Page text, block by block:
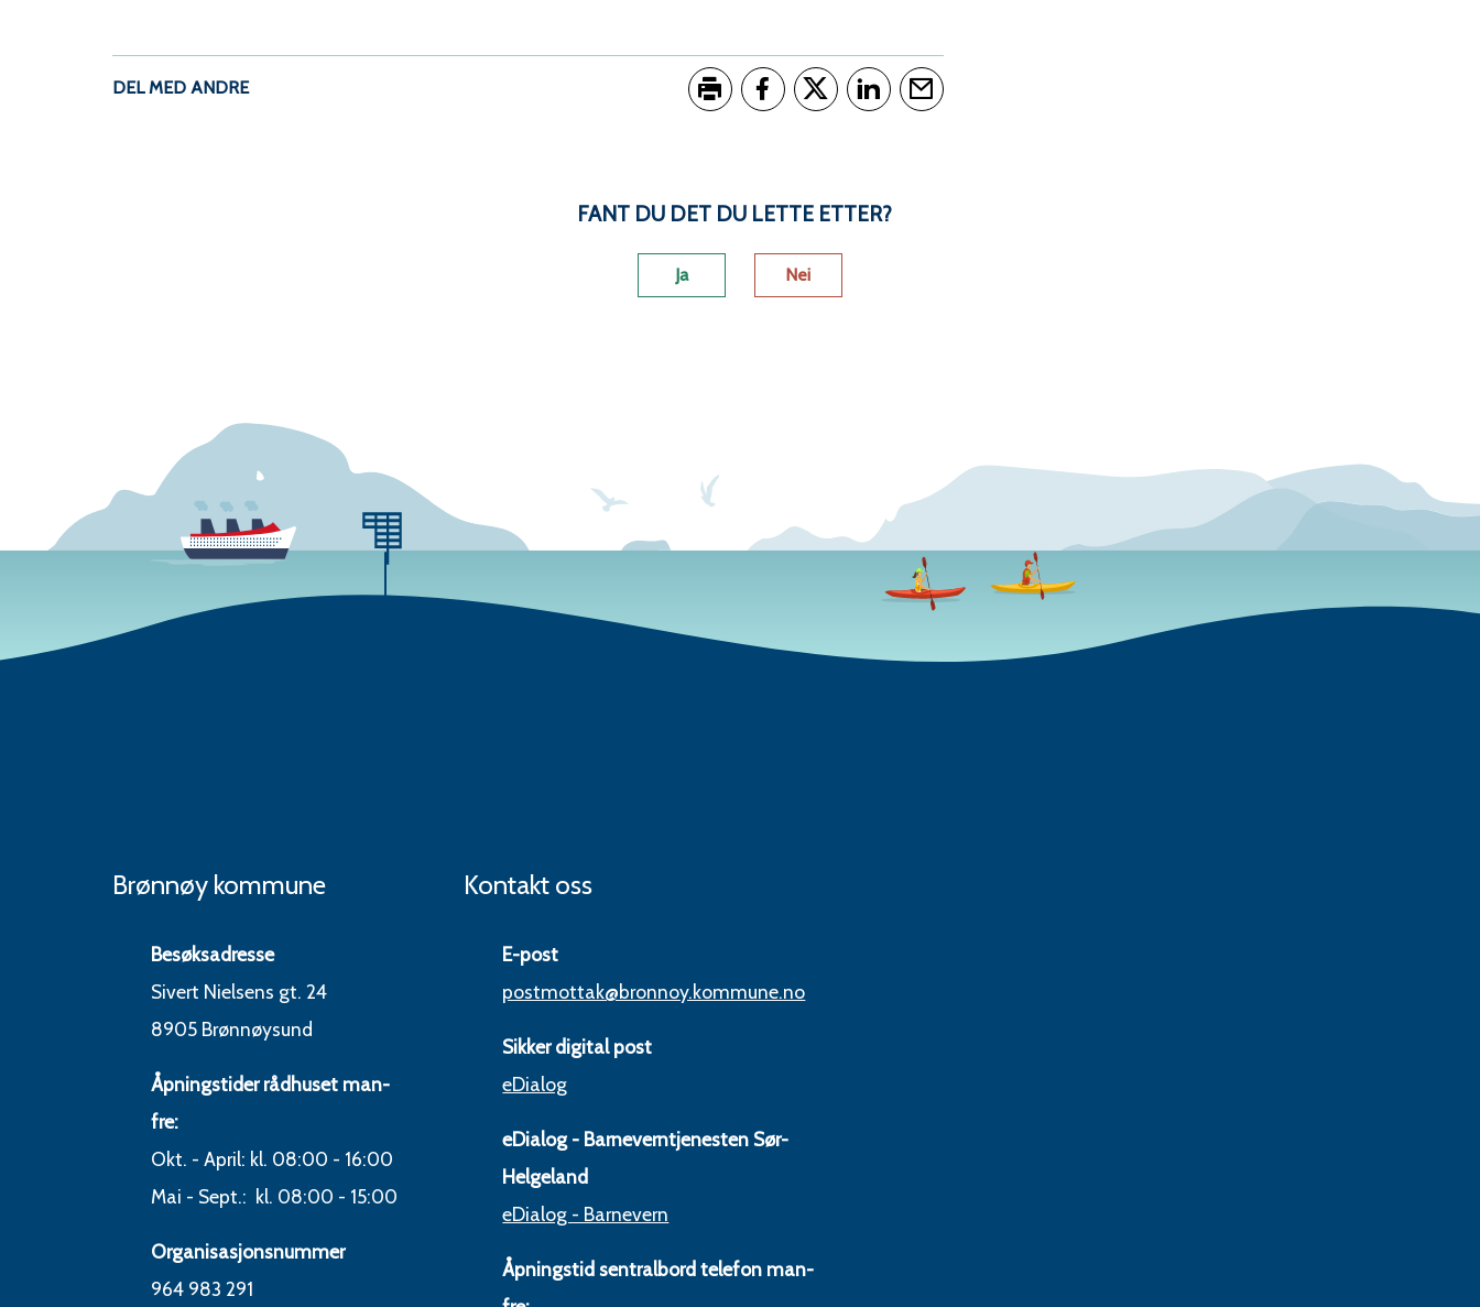
DEL MED ANDRE
FANT DU DET DU LETTE ETTER?
Ja Nei
Brønnøy kommune
Besøksadresse
Sivert Nielsens gt. 24
8905 Brønnøysund
Åpningstider rådhuset man-
fre:
Okt. - April: kl. 08:00 - 16:00
Mai - Sept.: kl. 08:00 - 15:00
Organisasjonsnummer
964 983 291
Kontakt oss
E-post
postmottak@bronnoy.kommune.no
Sikker digital post
eDialog
eDialog - Barneverntjenesten Sør-
Helgeland
eDialog - Barnevern
Åpningstid sentralbord telefon man-